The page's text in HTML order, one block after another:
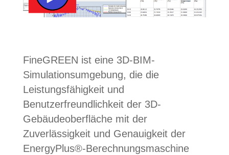
FineGREEN ist eine 3D-BIM-
Simulationsumgebung, die die
Leistungsfähigkeit und
Benutzerfreundlichkeit der 3D-
Gebäudeoberfläche mit der
Zuverlässigkeit und Genauigkeit der
EnergyPlus®-Berechnungsmaschine